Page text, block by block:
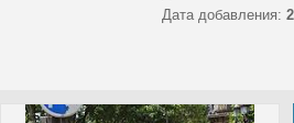
Дата добавления: